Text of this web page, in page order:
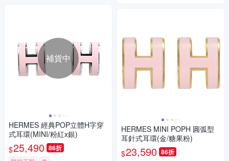
補貨中
HERMES 經典POP立體H字穿
式耳環(MINI/粉紅x銀)
$25,490 86折
HERMES MINI POPH 圓弧型
耳針式耳環(金/糖果粉)
$23,590 86折